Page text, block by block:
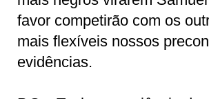
favor competirão com os
mais flexíveis nossos
evidências.